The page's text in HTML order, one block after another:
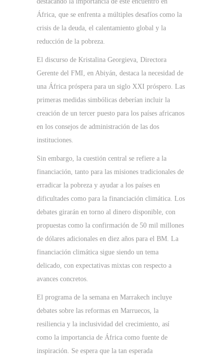
África, que se enfrenta a múltiples desafíos como la
crisis de la deuda, el calentamiento global y la
reducción de la pobreza.
El discurso de Kristalina Georgieva, Directora
Gerente del FMI, en Abiyán, destaca la necesidad de
una África próspera para un siglo XXI próspero. Las
primeras medidas simbólicas deberían incluir la
creación de un tercer puesto para los países africanos
en los consejos de administración de las dos
instituciones.
Sin embargo, la cuestión central se refiere a la
financiación, tanto para las misiones tradicionales de
erradicar la pobreza y ayudar a los países en
dificultades como para la financiación climática. Los
debates girarán en torno al dinero disponible, con
propuestas como la confirmación de 50 mil millones
de dólares adicionales en diez años para el BM. La
financiación climática sigue siendo un tema
delicado, con expectativas mixtas con respecto a
avances concretos.
El programa de la semana en Marrakech incluye
debates sobre las reformas en Marruecos, la
resiliencia y la inclusividad del crecimiento, así
como la importancia de África como fuente de
inspiración. Se espera que la tan esperada